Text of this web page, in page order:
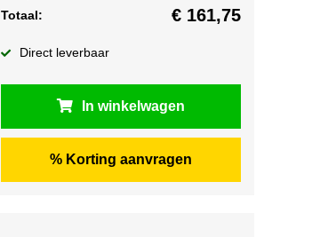
Totaal: € 161,75
Direct leverbaar
In winkelwagen
% Korting aanvragen